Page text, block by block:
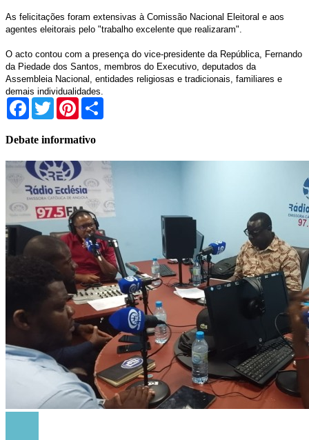
As felicitações foram extensivas à Comissão Nacional Eleitoral e aos
agentes eleitorais pelo "trabalho excelente que realizaram".
O acto contou com a presença do vice-presidente da República, Fernando
da Piedade dos Santos, membros do Executivo, deputados da
Assembleia Nacional, entidades religiosas e tradicionais, familiares e
demais individualidades.
Facebook
TwitterPinterest
Debate informativo